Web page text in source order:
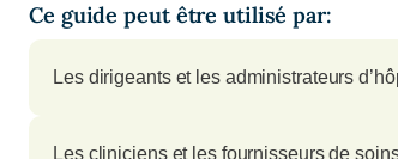
Ce guide peut être utilisé par:
Les dirigeants et les administrateurs
Les cliniciens et les fournisseurs de